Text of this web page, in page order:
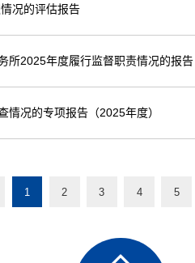
况的评估报告
所2025年度履行监督职责情况的报告
况的专项报告（2025年度）
1 2 3 4 5